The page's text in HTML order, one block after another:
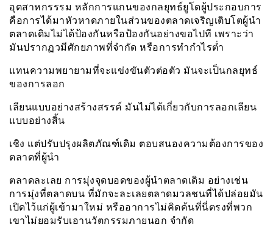
อุตสาหกรรรม หลักการแกนของกลยุทธ์ยูโดผู้ประกอบการ
คือการได้มาหัวหาดภายในส่วนของตลาดเจริญเติบโตผู้นำ
ตลาดเดิมไม่ได้ป้องกันหรือป้องกันอย่างขอไปที เพราะว่า
มันปรากฏวมีศักยภาพที่จำกัด หรือการทำกำไรต่ำ
แทนความพยายามที่จะแข่งขันตัวต่อตัว มันจะเป็นกลยุทธ์
ของการลอก
เลียนแบบอย่างสร้างสรรค์ มันไม่ได้เกี่ยวกับการลอกเลียน
แบบอย่างสิ้น
เชิง แต่ปรับปรุงผลิตภัณฑ์เดิม ตอบสนองความต้องการของ
ตลาดที่ผู้นำ
ตลาดละเลย การมุ่งจุดบอดของผู้นำตลาดเดิม อย่างเช่น
การมุ่งที่ตลาดบน ที่มักจะละเลยตลาดมวลชนที่ได้ปล่อยมัน
เปิดไว้แก่ผู้เข้ามาใหม่ หรืออาการไม่คิดค้นที่นี่ตรงที่พวก
เขาไม่ยอมรับเอานวัตกรรมภายนอก จำกัด